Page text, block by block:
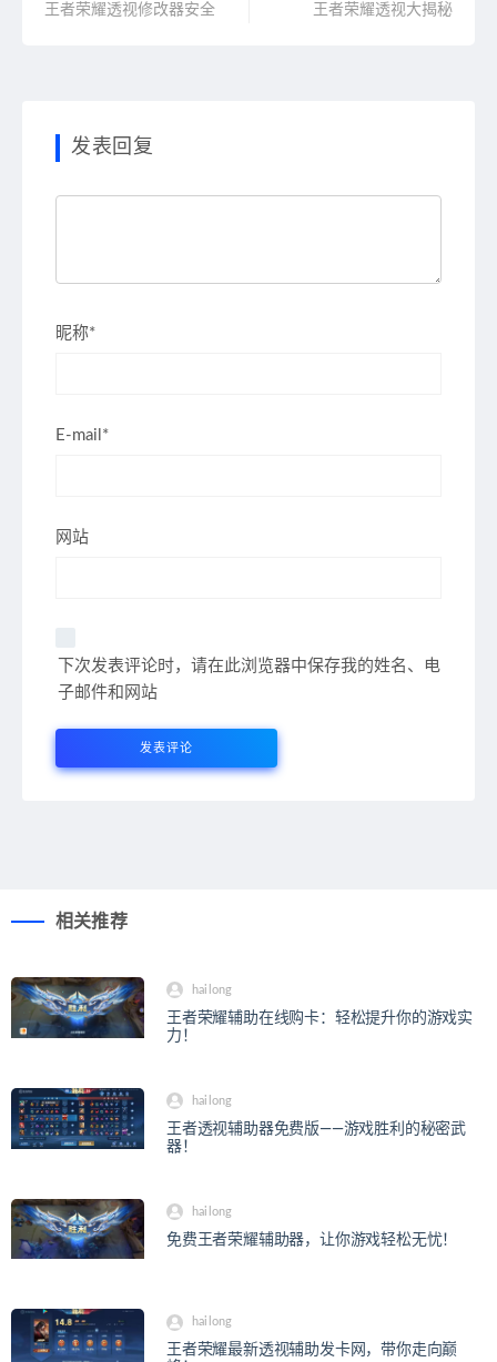
王者荣耀透视修改器安全
王者荣耀透视大揭秘
发表回复
昵称*
E-mail*
网站
下次发表评论时，请在此浏览器中保存我的姓名、电
子邮件和网站
相关推荐
hailong
王者荣耀辅助在线购卡：轻松提升你的游戏实
力！
hailong
王者透视辅助器免费版——游戏胜利的秘密武
器！
hailong
免费王者荣耀辅助器，让你游戏轻松无忧！
hailong
王者荣耀最新透视辅助发卡网，带你走向巅